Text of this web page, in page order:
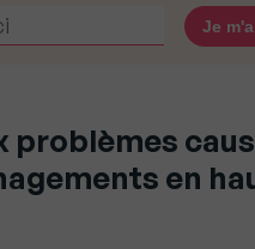
problèmes
en